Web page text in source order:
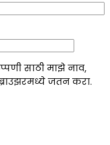
साठी माझे नाव,
जतन करा.